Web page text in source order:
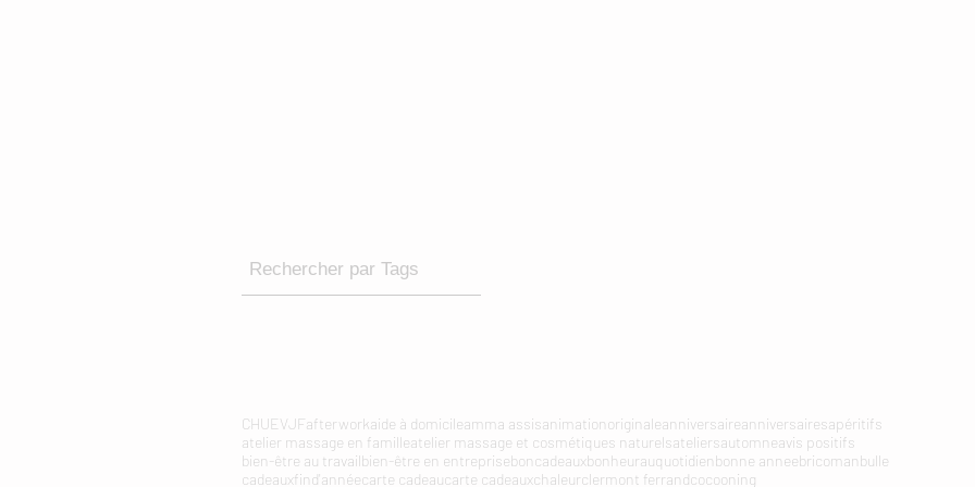
Rechercher par Tags
CHUEVJFafterworkaide à domicileamma assisanimationoriginaleanniversaireanniversairesapéritifs
atelier massage en familleatelier massage et cosmétiques naturelsateliersautomneavis positifs
bien-être au travailbien-être en entrepriseboncadeauxbonheurauquotidienbonne anneebricomanbulle
cadeauxfind'annéecarte cadeaucarte cadeauxchaleurclermont ferrandcocooning